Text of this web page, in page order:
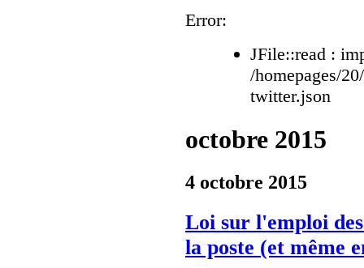
Error:
JFile::read :
/homepages/
twitter.json
octobre 2015
4 octobre 2015
Loi sur l'emploi
la poste (et même